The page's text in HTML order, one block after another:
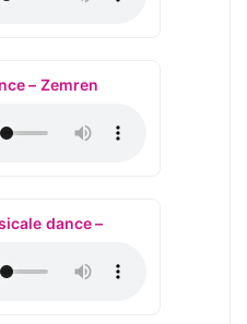
– Zemren
dance –